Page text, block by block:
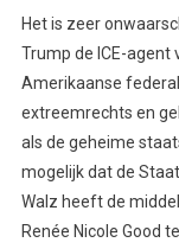
Het is zeer
Trump de ICE-agent
Amerikaanse
extreemrechts en
als de geheime
mogelijk dat de
Walz heeft de
Renée Nicole Good